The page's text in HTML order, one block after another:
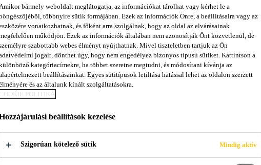
Színpont Homlokzattervező Dokumentumok REACH
tömítési rendszerek Homlokzatburkolás
bármely weboldalt meglátogatja, az információkat tárolhat vagy kérhet le a
többnyire sütik formájában. Ezek az információk Önre, a beállításaira vagy az
vonatkozhatnak, és főként arra szolgálnak, hogy az oldal az elvárásainak
működjön. Ezek az információk általában nem azonosítják Önt közvetlenül, de
szabottabb webes élményt nyújthatnak. Mivel tiszteletben tartjuk az Ön
jogait, dönthet úgy, hogy nem engedélyez bizonyos típusú sütiket. Kattintson a
kategóriacímekre, ha többet szeretne megtudni, és módosítani kívánja az
beállításainkat. Egyes sütitípusok letiltása hatással lehet az oldalon szerzett
és az általunk kínált szolgáltatásokra.
COOKIE POLITIKA
beállítások kezelése
Szigorúan kötelező sütik Mindig aktív